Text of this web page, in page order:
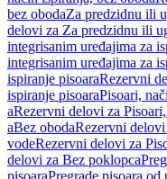
bez obodaZa predzidnu ili
delovi za Za predzidnu ili
integrisanim uređajima za
integrisanim uređajima za
ispiranje pisoaraRezervni
ispiranje pisoaraPisoari,
aRezervni delovi za
aBez obodaRezervni
vodeRezervni delovi za
delovi za Bez poklopca
pisoaraPregrade pisoara od